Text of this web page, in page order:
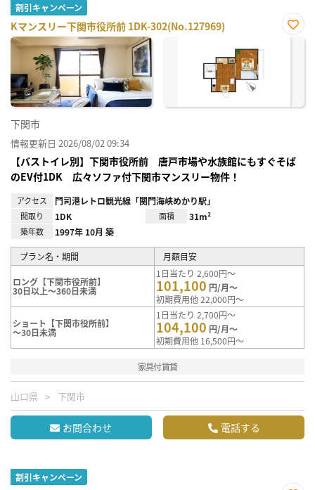
割引キャンペーン
Kマンスリー下関市役所前 1DK-302(No.127969)
お気
下関市
情報更新日 2026/08/02 09:34
【バストイレ別】下関市役所前 唐戸市場や水族館にもすぐそば
のEV付1DK 広々ソファ付下関市マンスリー物件！
アクセス 門司港レトロ観光線「関門海峡めかり駅」
間取り 1DK 面積 31m²
築年数 1997年 10月 築
プラン名・期間 月額目安
ロング【下関市役所前】
30日以上～360日未満
1日当たり 2,600円～
101,100 円/月～
初期費用他 22,000円～
ショート【下関市役所前】
～30日未満
1日当たり 2,700円～
104,100 円/月～
初期費用他 16,500円～
家具付賃貸
山口県 下関市
お問合わせ 電話する
割引キャンペーン